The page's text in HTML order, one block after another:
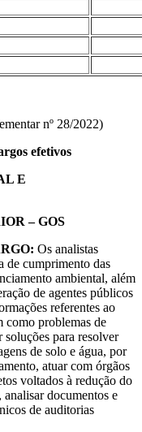
nº 28/2022)
efetivos
E
– GOS
Os analistas
de cumprimento das
ambiental, além
de agentes públicos
referentes ao
como problemas de
para resolver
de solo e água, por
atuar com órgãos
voltados à redução do
documentos e
de auditorias